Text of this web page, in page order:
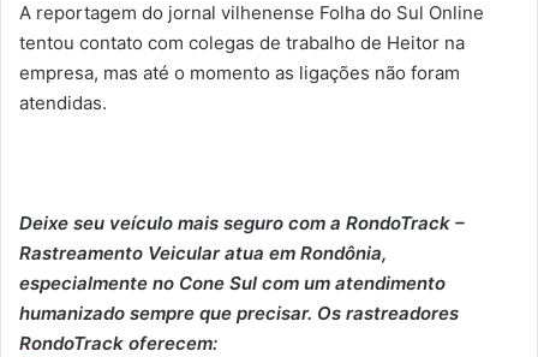
A reportagem do jornal vilhenense Folha do Sul Online
tentou contato com colegas de trabalho de Heitor na
empresa, mas até o momento as ligações não foram
atendidas.
Deixe seu veículo mais seguro com a RondoTrack –
Rastreamento Veicular atua em Rondônia,
especialmente no Cone Sul com um atendimento
humanizado sempre que precisar. Os rastreadores
RondoTrack oferecem: